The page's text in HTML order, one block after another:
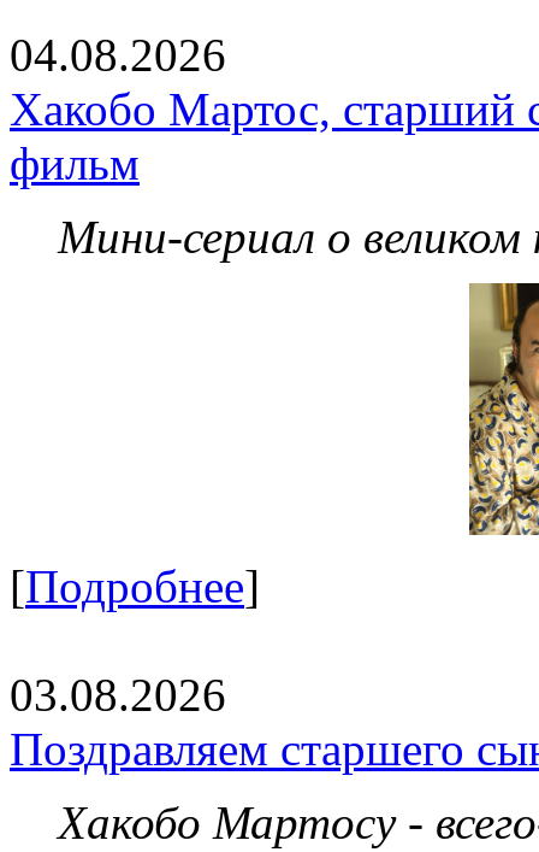
04.08.2026
Хакобо Мартос, старший
фильм
Мини-сериал о великом
[Подробнее]
03.08.2026
Поздравляем старшего
Хакобо Мартосу -